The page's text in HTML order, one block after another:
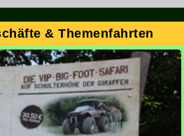
& Themenfahrten